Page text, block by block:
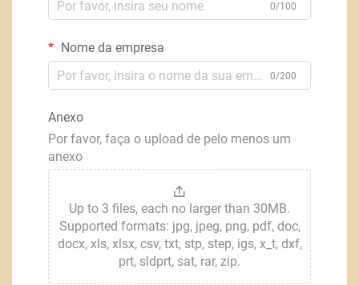
0/100
Nome da empresa
0/200
Anexo
Por favor, faça o upload de pelo menos um
anexo
Up to 3 files, each no larger than 30MB.
Supported formats: jpg, jpeg, png, pdf, doc,
docx, xls, xlsx, csv, txt, stp, step, igs, x_t, dxf,
prt, sldprt, sat, rar, zip.